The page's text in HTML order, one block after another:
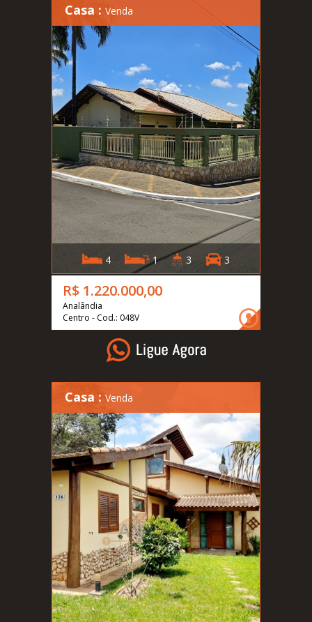
Casa : Venda
4 1 3 3
R$ 1.220.000,00
Analândia
Centro - Cod.: 048V
Casa : Venda